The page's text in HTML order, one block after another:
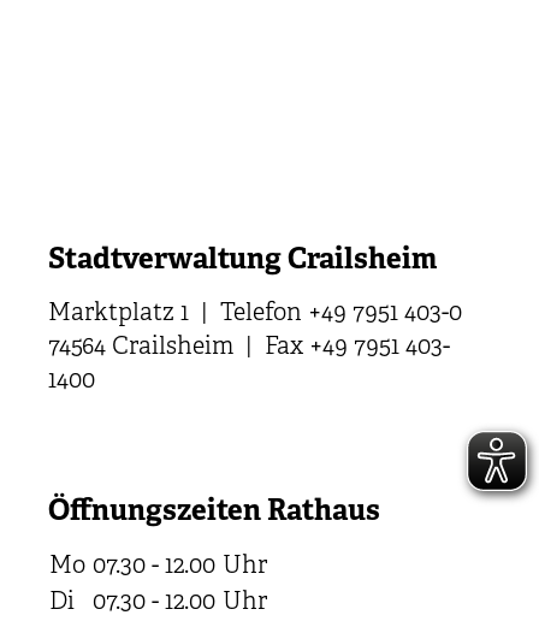
Stadtverwaltung Crailsheim
Marktplatz 1 | Telefon +49 7951 403-0
74564 Crailsheim | Fax +49 7951 403-
1400
Öffnungszeiten Rathaus
Mo 07.30 - 12.00 Uhr
Di
07.30 - 12.00 Uhr